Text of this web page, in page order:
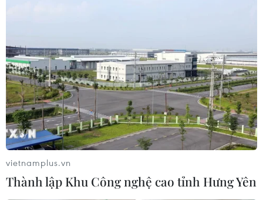
vietnamplus.vn
Thành lập Khu Công nghệ cao tỉnh Hưng Yên